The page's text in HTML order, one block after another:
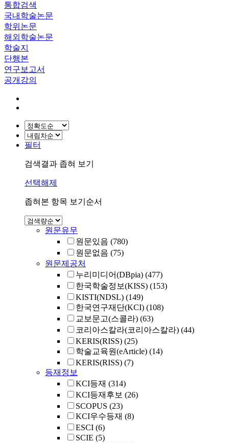
통합검색
국내학술논문
학위논문
해외학술논문
학술지
단행본
연구보고서
공개강의
필터
검색결과 좁혀 보기
선택해제
좁혀본 항목 보기순서
원문유무
원문있음 (780)
원문없음 (75)
원문제공처
누리미디어(DBpia) (477)
한국학술정보(KISS) (153)
KISTI(NDSL) (149)
한국연구재단(KCI) (108)
교보문고(스콜라) (63)
코리아스칼라(코리아스칼라) (44)
KERIS(RISS) (25)
학술교육원(eArticle) (14)
KERIS(RISS) (7)
등재정보
KCI등재 (314)
KCI등재후보 (26)
SCOPUS (23)
KCI우수등재 (8)
ESCI (6)
SCIE (5)